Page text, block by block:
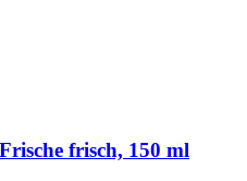
frisch, 150 ml